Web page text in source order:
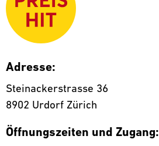
Adresse:
Steinackerstrasse 36
8902 Urdorf Zürich
Öffnungszeiten und Zugang: